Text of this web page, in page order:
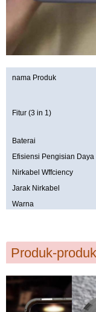
nama Produk
Fitur (3 in 1)
Baterai
Efisiensi Pengisian Daya
Nirkabel Wffciency
Jarak Nirkabel
Warna
Produk-